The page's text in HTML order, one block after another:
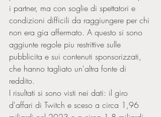
i partner, ma con soglie di spettatori e
condizioni difficili da raggiungere per chi
non era gia affermato. A questo si sono
aggiunte regole piu restrittive sulle
pubblicita e sui contenuti sponsorizzati,
che hanno tagliato un'altra fonte di
reddito.
I risultati si sono visti nei dati: il giro
d'affari di Twitch e sceso a circa 1,96